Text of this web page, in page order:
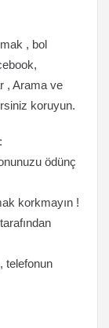
, bol
, Arama ve
koruyun.
ödünç
korkmayın !
telefonun